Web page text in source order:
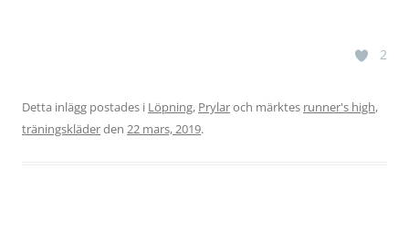
2
Detta inlägg postades i Löpning, Prylaroch märktes runner's high,
träningskläderden 22 mars, 2019.